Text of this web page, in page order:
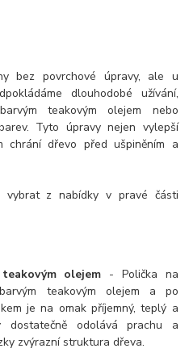
bez povrchové úpravy, ale u
dlouhodobé užívání,
teakovým olejem nebo
Tyto úpravy nejen vylepší
chrání dřevo před ušpiněním a
vybrat z nabídky v pravé části
olejem - Polička na
teakovým olejem a po
je na omak příjemný, teplý a
dostatečně odolává prachu a
zvýrazní struktura dřeva.